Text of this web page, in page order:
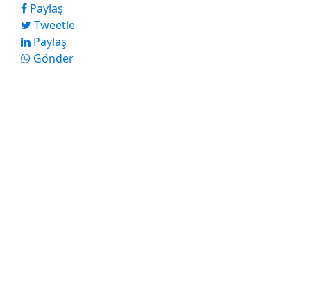
Paylaş
Tweetle
Paylaş
Gönder